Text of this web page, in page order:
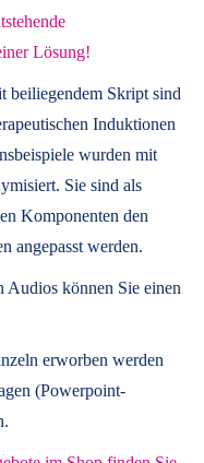
Lösung!
beiliegendem Skript sind
Induktionen
wurden mit
Sie sind als
Komponenten den
angepasst werden.
Audios können Sie einen
erworben werden
(Powerpoint-